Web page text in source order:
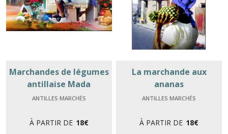
Marchandes de légumes
antillaise Mada
ANTILLES MARCHÉS
À PARTIR DE 18€
La marchande aux
ananas
ANTILLES MARCHÉS
À PARTIR DE 18€